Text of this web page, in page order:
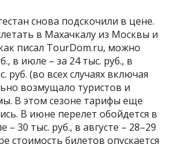
снова подскочили в цене.
в Махачкалу из Москвы и
писал TourDom.ru, можно
в июле – за 24 тыс. руб., в
руб. (во всех случаях включая
возмущало туристов и
В этом сезоне тарифы еще
В июне перелет обойдется в
– 30 тыс. руб., в августе – 28–29
стоимость билетов опускается